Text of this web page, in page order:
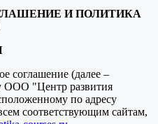
И ПОЛИТИКА
соглашение (далее –
ООО "Центр развития
по адресу
соответствующим сайтам,